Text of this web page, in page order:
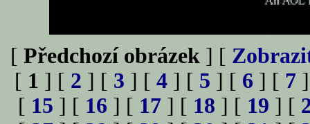
[ Předchozí obrázek ] [
[ 1 ] [ 2 ] [ 3 ] [ 4 ] [ 5 ] [ 6 ] [ 7
[ 15 ] [ 16 ] [ 17 ] [ 18 ] [ 19 ] [